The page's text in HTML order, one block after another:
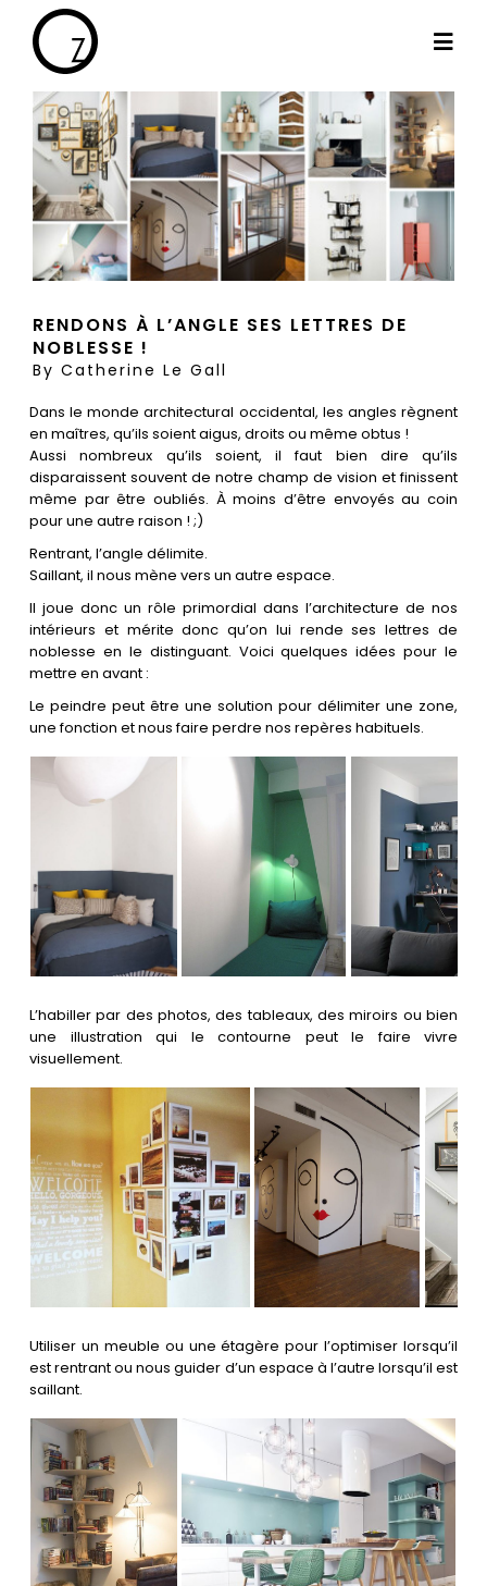
Passer
contenu
By Cath
Les projets
Haut de gamme
Le blog
Les témoignages
Les villes
Contact
RENDONS À L’ANGLE SES LETTRES DE
NOBLESSE !
By Catherine Le Gall
Dans le monde architectural occidental, les angles règnent
en maîtres, qu’ils soient aigus, droits ou même obtus !
Aussi nombreux qu’ils soient, il faut bien dire qu’ils
disparaissent souvent de notre champ de vision et finissent
même par être oubliés. À moins d’être envoyés au coin
pour une autre raison ! ;)
Rentrant, l’angle délimite.
Saillant, il nous mène vers un autre espace.
Il joue donc un rôle primordial dans l’architecture de nos
intérieurs et mérite donc qu’on lui rende ses lettres de
noblesse en le distinguant. Voici quelques idées pour le
mettre en avant :
Le peindre peut être une solution pour délimiter une zone,
une fonction et nous faire perdre nos repères habituels.
L’habiller par des photos, des tableaux, des miroirs ou bien
une illustration qui le contourne peut le faire vivre
visuellement.
Utiliser un meuble ou une étagère pour l’optimiser lorsqu’il
est rentrant ou nous guider d’un espace à l’autre lorsqu’il est
saillant.